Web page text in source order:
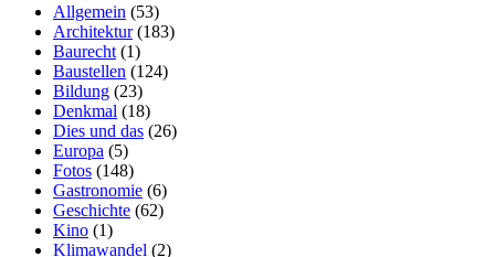
Allgemein (53)
Architektur(183)
Baurecht (1)
Baustellen (124)
Bildung (23)
Denkmal (18)
Dies und das (26)
Europa (5)
Fotos (148)
Gastronomie (6)
Geschichte (62)
Kino (1)
Klimawandel (2)